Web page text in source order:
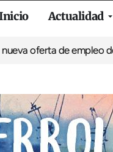
Actualidad
de empleo de la